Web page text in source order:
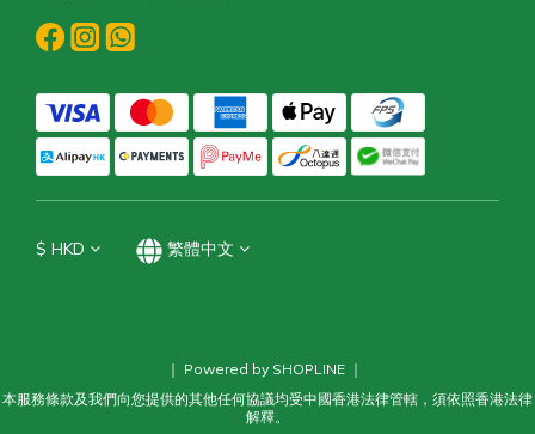
$ HKD 繁體中文
｜ Powered by SHOPLINE ｜
本服務條款及我們向您提供的其他任何協議均受中國香港法律管轄，須依照香港法律
解釋。